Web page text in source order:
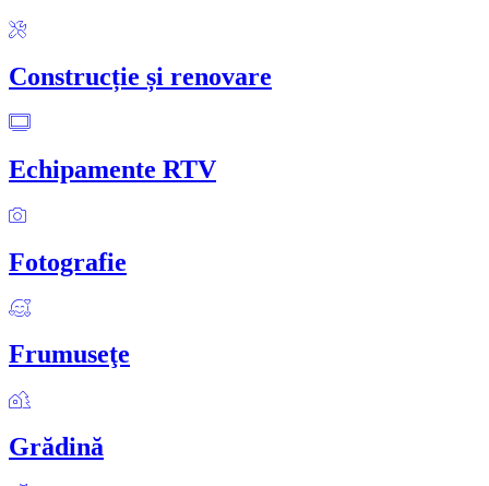
Construcție și renovare
Echipamente RTV
Fotografie
Frumuseţe
Grădină